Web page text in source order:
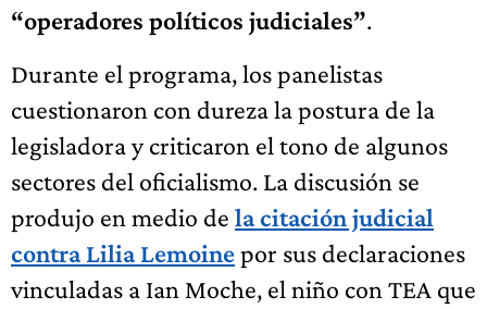
“operadores políticos judiciales”.
Durante el programa, los panelistas
cuestionaron con dureza la postura de la
legisladora y criticaron el tono de algunos
sectores del oficialismo. La discusión se
produjo en medio de la citación judicial
contra Lilia Lemoinepor sus declaraciones
vinculadas a Ian Moche, el niño con TEA que